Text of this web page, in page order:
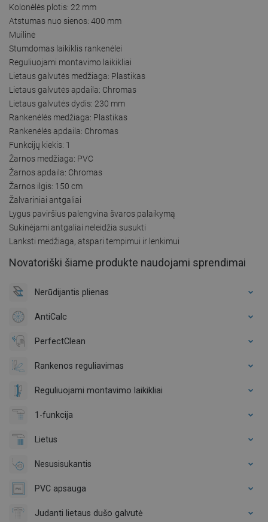
Kolonėlės plotis: 22 mm
Atstumas nuo sienos: 400 mm
Muilinė
Stumdomas laikiklis rankenėlei
Reguliuojami montavimo laikikliai
Lietaus galvutės medžiaga: Plastikas
Lietaus galvutės apdaila: Chromas
Lietaus galvutės dydis: 230 mm
Rankenėlės medžiaga: Plastikas
Rankenėlės apdaila: Chromas
Funkcijų kiekis: 1
Žarnos medžiaga: PVC
Žarnos apdaila: Chromas
Žarnos ilgis: 150 cm
Žalvariniai antgaliai
Lygus paviršius palengvina švaros palaikymą
Sukinėjami antgaliai neleidžia susukti
Lanksti medžiaga, atspari tempimui ir lenkimui
Novatoriški šiame produkte naudojami sprendimai
Nerūdijantis plienas
AntiCalc
PerfectClean
Rankenos reguliavimas
Reguliuojami montavimo laikikliai
1-funkcija
Lietus
Nesusisukantis
PVC apsauga
Judanti lietaus dušo galvutė